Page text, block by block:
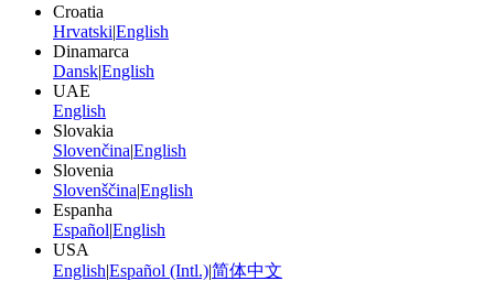
Croatia
Hrvatski|English
Dinamarca
Dansk|English
UAE
English
Slovakia
Slovenčina|English
Slovenia
Slovenščina|English
Espanha
Español|English
USA
English|Español (Intl.)|简体中文